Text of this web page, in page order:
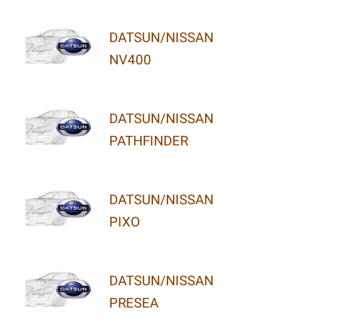
DATSUN/NISSAN
NV400
DATSUN/NISSAN
PATHFINDER
DATSUN/NISSAN
PIXO
DATSUN/NISSAN
PRESEA